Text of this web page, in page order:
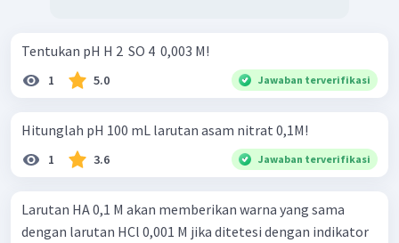
Tentukan pH H 2 ​ SO 4 ​ 0,003 M!
1 5.0 Jawaban terverifikasi
Hitunglah pH 100 mL larutan asam nitrat 0,1M!
1 3.6 Jawaban terverifikasi
Larutan HA 0,1 M akan memberikan warna yang sama
dengan larutan HCl 0,001 M jika ditetesi dengan indikator